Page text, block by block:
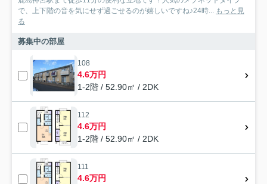
で、上下階の音を気にせず過ごせるのが嬉しいですね♪24時... もっと見
る
募集中の部屋
108
4.6万円
1-2階 / 52.90㎡ / 2DK
112
4.6万円
1-2階 / 52.90㎡ / 2DK
111
4.6万円